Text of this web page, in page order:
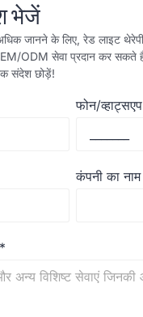
भेजें
अधिक जानने के लिए, रेड लाइट
ODM सेवा प्रदान कर सकते
संदेश छोड़ें!
फोन/व्हाट्सएप
कंपनी का नाम
*